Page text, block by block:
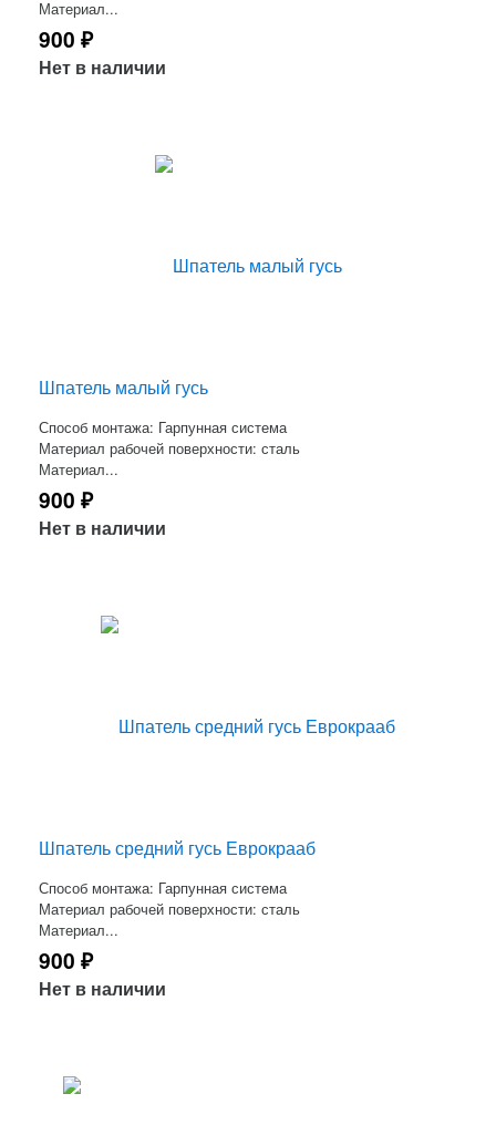
Материал...
900 ₽
Нет в наличии
Шпатель малый гусь
Способ монтажа: Гарпунная система
Материал рабочей поверхности: сталь
Материал...
900 ₽
Нет в наличии
Шпатель средний гусь Еврокрааб
Способ монтажа: Гарпунная система
Материал рабочей поверхности: сталь
Материал...
900 ₽
Нет в наличии